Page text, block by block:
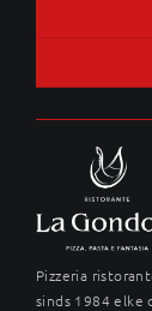
Pizzeria
sinds 1984 elke